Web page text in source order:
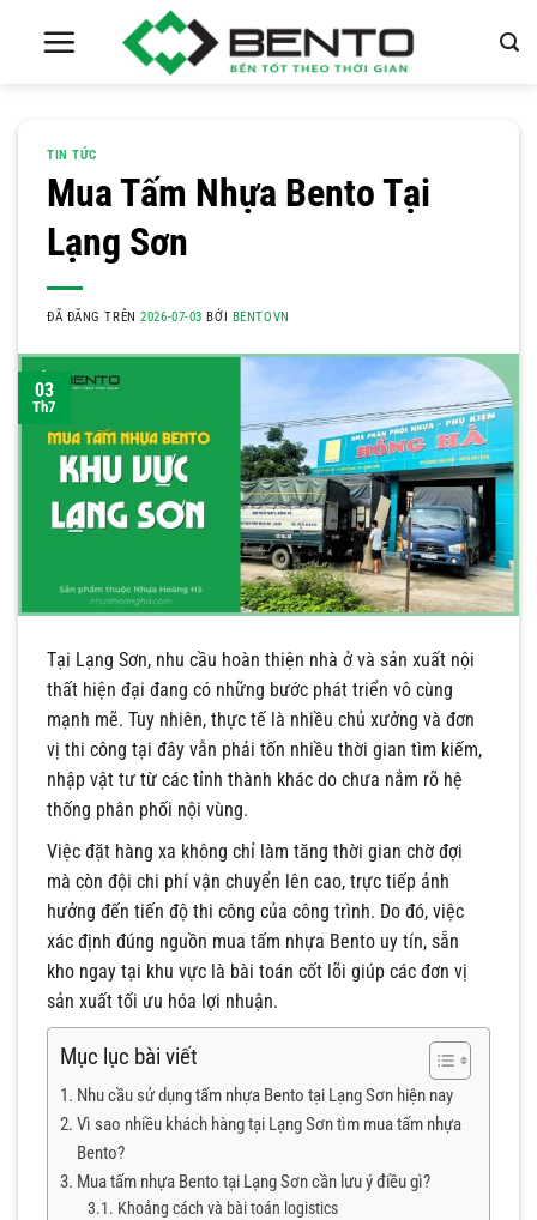
TIN TỨC
Mua Tấm Nhựa Bento Tại
Lạng Sơn
ĐÃ ĐĂNG TRÊN2026-07-03 BỞI BENTOVN
03
Th7
Tại Lạng Sơn, nhu cầu hoàn thiện nhà ở và sản xuất nội
thất hiện đại đang có những bước phát triển vô cùng
mạnh mẽ. Tuy nhiên, thực tế là nhiều chủ xưởng và đơn
vị thi công tại đây vẫn phải tốn nhiều thời gian tìm kiếm,
nhập vật tư từ các tỉnh thành khác do chưa nắm rõ hệ
thống phân phối nội vùng.
Việc đặt hàng xa không chỉ làm tăng thời gian chờ đợi
mà còn đội chi phí vận chuyển lên cao, trực tiếp ảnh
hưởng đến tiến độ thi công của công trình. Do đó, việc
xác định đúng nguồn mua tấm nhựa Bento uy tín, sẵn
kho ngay tại khu vực là bài toán cốt lõi giúp các đơn vị
sản xuất tối ưu hóa lợi nhuận.
Mục lục bài viết
Nhu cầu sử dụng tấm nhựa Bento tại Lạng Sơn hiện nay
Vì sao nhiều khách hàng tại Lạng Sơn tìm mua tấm nhựa
Bento?
Mua tấm nhựa Bento tại Lạng Sơn cần lưu ý điều gì?
Khoảng cách và bài toán logistics